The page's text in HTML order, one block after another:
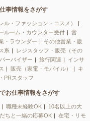
事情報をさがす
ル・ファッション・コスメ）
ルーム・カウンター受付
営
・ラウンダー
その他営業・販
系
レジスタッフ・販売（その
ーバイザー 旅行関連
インサ
販売（家電・モバイル）
キ
PRスタッフ
お仕事情報をさがす
職種未経験OK
10名以上の大
ちと一緒の応募OK
在宅・リモ